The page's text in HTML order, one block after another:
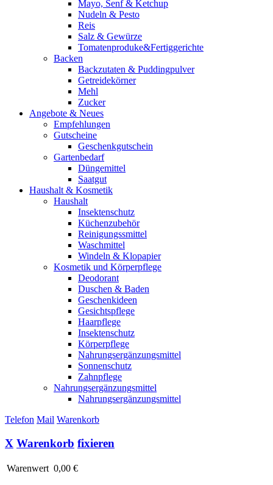
Mayo, Senf & Ketchup
Nudeln & Pesto
Reis
Salz & Gewürze
Tomatenproduke&Fertiggerichte
Backen
Backzutaten & Puddingpulver
Getreidekörner
Mehl
Zucker
Angebote & Neues
Empfehlungen
Gutscheine
Geschenkgutschein
Gartenbedarf
Düngemittel
Saatgut
Haushalt & Kosmetik
Haushalt
Insektenschutz
Küchenzubehör
Reinigungssmittel
Waschmittel
Windeln & Klopapier
Kosmetik und Körperpflege
Deodorant
Duschen & Baden
Geschenkideen
Gesichtspflege
Haarpflege
Insektenschutz
Körperpflege
Nahrungsergänzungsmittel
Sonnenschutz
Zahnpflege
Nahrungsergänzungsmittel
Nahrungsergänzungsmittel
Telefon Mail Warenkorb
X Warenkorb fixieren
Warenwert 0,00 €